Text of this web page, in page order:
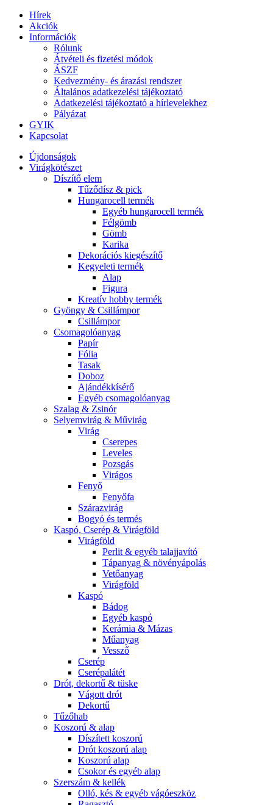
Hírek
Akciók
Információk
Rólunk
Átvételi és fizetési módok
ÁSZF
Kedvezmény- és árazási rendszer
Általános adatkezelési tájékoztató
Adatkezelési tájékoztató a hírlevelekhez
Pályázat
GYIK
Kapcsolat
Újdonságok
Virágkötészet
Díszítő elem
Tűződísz & pick
Hungarocell termék
Egyéb hungarocell termék
Félgömb
Gömb
Karika
Dekorációs kiegészítő
Kegyeleti termék
Alap
Figura
Kreatív hobby termék
Gyöngy & Csillámpor
Csillámpor
Csomagolóanyag
Papír
Fólia
Tasak
Doboz
Ajándékkísérő
Egyéb csomagolóanyag
Szalag & Zsinór
Selyemvirág & Művirág
Virág
Cserepes
Leveles
Pozsgás
Virágos
Fenyő
Fenyőfa
Szárazvirág
Bogyó és termés
Kaspó, Cserép & Virágföld
Virágföld
Perlit & egyéb talajjavító
Tápanyag & növényápolás
Vetőanyag
Virágföld
Kaspó
Bádog
Egyéb kaspó
Kerámia & Mázas
Műanyag
Vessző
Cserép
Cserépalátét
Drót, dekortű & tüske
Vágott drót
Dekortű
Tűzőhab
Koszorú & alap
Díszített koszorú
Drót koszorú alap
Koszorú alap
Csokor és egyéb alap
Szerszám & kellék
Olló, kés & egyéb vágóeszköz